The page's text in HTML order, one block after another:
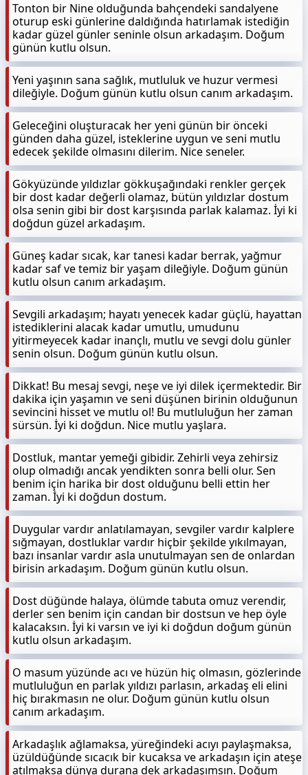
Tonton bir Nine olduğunda bahçendeki sandalyene
oturup eski günlerine daldığında hatırlamak istediğin
kadar güzel günler seninle olsun arkadaşım. Doğum
günün kutlu olsun.
Yeni yaşının sana sağlık, mutluluk ve huzur vermesi
dileğiyle. Doğum günün kutlu olsun canım arkadaşım.
Geleceğini oluşturacak her yeni günün bir önceki
günden daha güzel, isteklerine uygun ve seni mutlu
edecek şekilde olmasını dilerim. Nice seneler.
Gökyüzünde yıldızlar gökkuşağındaki renkler gerçek
bir dost kadar değerli olamaz, bütün yıldızlar dostum
olsa senin gibi bir dost karşısında parlak kalamaz. İyi ki
doğdun güzel arkadaşım.
Güneş kadar sıcak, kar tanesi kadar berrak, yağmur
kadar saf ve temiz bir yaşam dileğiyle. Doğum günün
kutlu olsun canım arkadaşım.
Sevgili arkadaşım; hayatı yenecek kadar güçlü, hayattan
istediklerini alacak kadar umutlu, umudunu
yitirmeyecek kadar inançlı, mutlu ve sevgi dolu günler
senin olsun. Doğum günün kutlu olsun.
Dikkat! Bu mesaj sevgi, neşe ve iyi dilek içermektedir. Bir
dakika için yaşamın ve seni düşünen birinin olduğunun
sevincini hisset ve mutlu ol! Bu mutluluğun her zaman
sürsün. İyi ki doğdun. Nice mutlu yaşlara.
Dostluk, mantar yemeği gibidir. Zehirli veya zehirsiz
olup olmadığı ancak yendikten sonra belli olur. Sen
benim için harika bir dost olduğunu belli ettin her
zaman. İyi ki doğdun dostum.
Duygular vardır anlatılamayan, sevgiler vardır kalplere
sığmayan, dostluklar vardır hiçbir şekilde yıkılmayan,
bazı insanlar vardır asla unutulmayan sen de onlardan
birisin arkadaşım. Doğum günün kutlu olsun.
Dost düğünde halaya, ölümde tabuta omuz verendir,
derler sen benim için candan bir dostsun ve hep öyle
kalacaksın. İyi ki varsın ve iyi ki doğdun doğum günün
kutlu olsun arkadaşım.
O masum yüzünde acı ve hüzün hiç olmasın, gözlerinde
mutluluğun en parlak yıldızı parlasın, arkadaş eli elini
hiç bırakmasın ne olur. Doğum günün kutlu olsun
canım arkadaşım.
Arkadaşlık ağlamaksa, yüreğindeki acıyı paylaşmaksa,
üzüldüğünde sıcacık bir kucaksa ve arkadaşın için ateşe
atılmaksa dünya durana dek arkadaşımsın. Doğum